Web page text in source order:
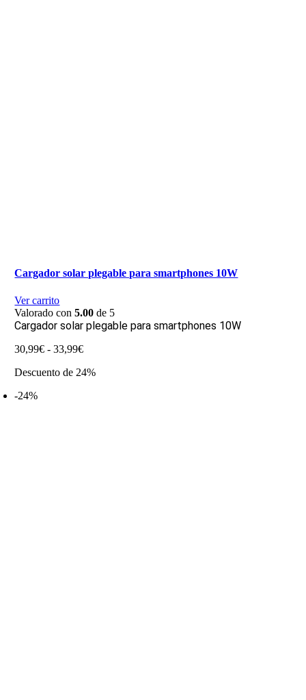
Cargador solar plegable para smartphones 10W
Ver carrito
Valorado con5.00 de 5
Cargador solar plegable para smartphones 10W
30,99€ - 33,99€Rango
precios:
Descuento de 24%
-24%